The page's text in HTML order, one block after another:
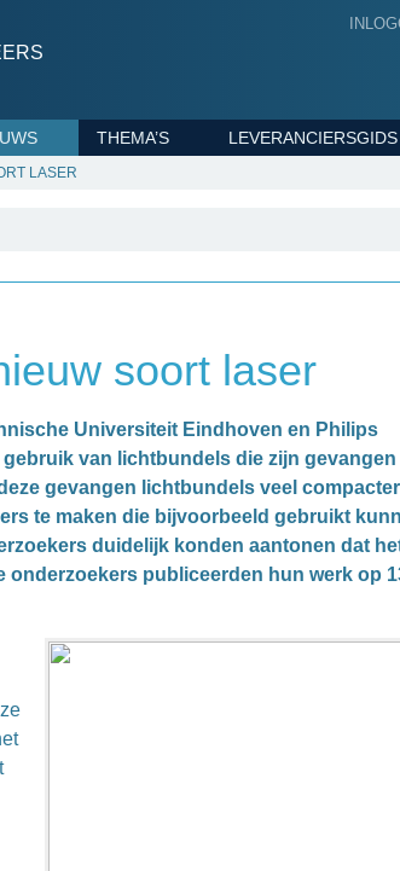
THEMA’S LEVERANCIERSGIDS
LASER
soort laser
Universiteit Eindhoven en Philips
van lichtbundels die zijn gevangen
gevangen lichtbundels veel
te maken die bijvoorbeeld gebruikt
duidelijk konden aantonen dat
publiceerden hun werk op